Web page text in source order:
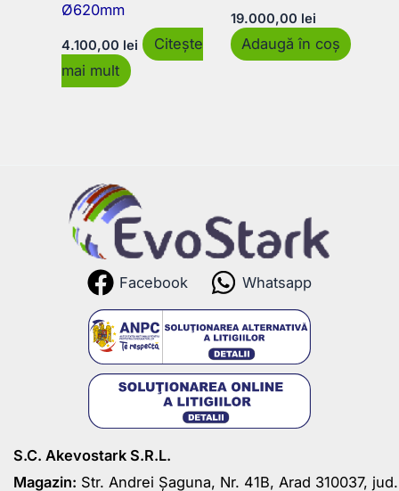
Ø620mm
4.100,00 lei
Citește
mai mult
19.000,00 lei
Adaugă în coș
Facebook Whatsapp
S.C. Akevostark S.R.L.
Magazin: Str. Andrei Șaguna, Nr. 41B, Arad 310037, jud.